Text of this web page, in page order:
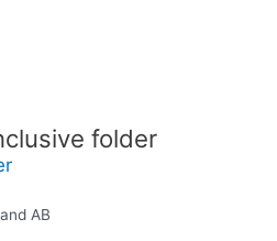
folder
AB